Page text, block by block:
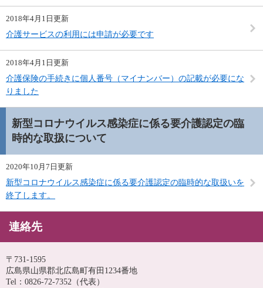
2018年4月1日更新
介護サービスの利用には申請が必要です
2018年4月1日更新
介護保険の手続きに個人番号（マイナンバー）の記載が必要にな
りました
新型コロナウイルス感染症に係る要介護認定の臨
時的な取扱について
2020年10月7日更新
新型コロナウイルス感染症に係る要介護認定の臨時的な取扱いを
終了します。
連絡先
〒731-1595
広島県山県郡北広島町有田1234番地
Tel：0826-72-7352 （代表）